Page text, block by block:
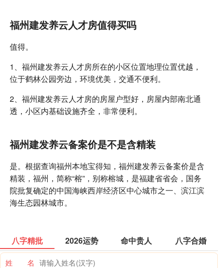
福州建发养云人才房值得买吗
值得。
1、福州建发养云人才房所在的小区位置地理位置优越，
位于鹤林公园旁边，环境优美，交通不便利。
2、福州建发养云人才房的房屋户型好，房屋内部南北通
透，小区内基础设施齐全，非常便利。
福州建发养云备案价是不是含精装
是。根据查询福州本地宝得知，福州建发养云备案价是含
精装，福州，简称“榕”，别称榕城，是福建省省会，国务
院批复确定的中国海峡西岸经济区中心城市之一、滨江滨
海生态园林城市。
八字精批 2026运势 命中贵人 八字合婚
姓 名